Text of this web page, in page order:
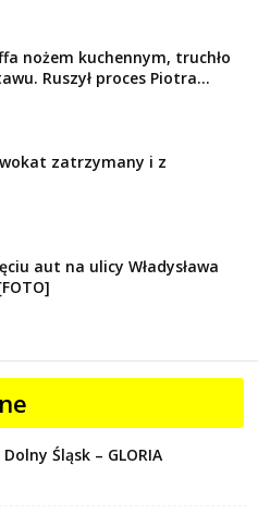
nożem kuchennym, truchło
Ruszył proces Piotra...
zatrzymany i z
aut na ulicy Władysława
Śląsk – GLORIA